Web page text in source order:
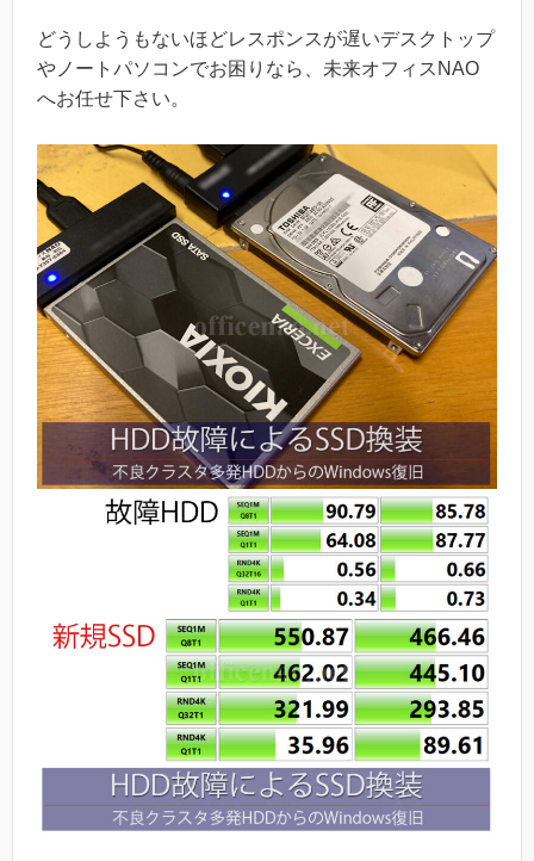
どうしようもないほどレスポンスが遅いデスクトップ
やノートパソコンでお困りなら、未来オフィスNAO
へお任せ下さい。